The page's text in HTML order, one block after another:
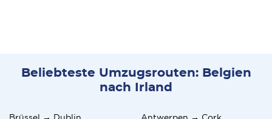
Beliebteste Umzugsrouten: Belgien
nach Irland
Brüssel → Dublin Antwerpen → Cork